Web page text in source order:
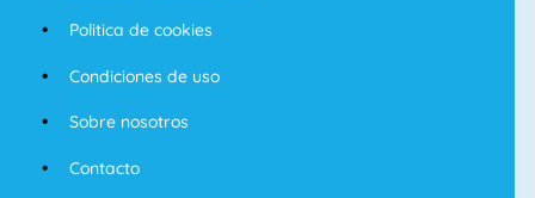
Politica de cookies
Condiciones de uso
Sobre nosotros
Contacto